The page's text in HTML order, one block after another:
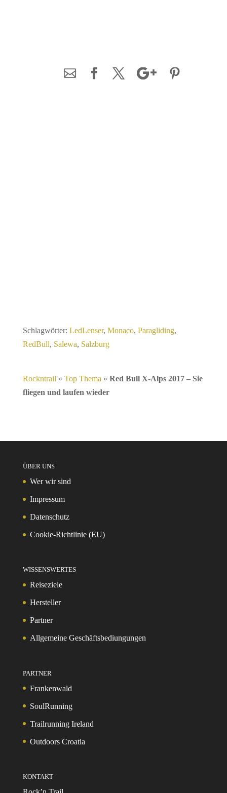
Schlagwörter: LedLenser, Monaco, Paragliding,
RedBull, Salewa, Salzburg
Rockntrail » Top Thema » Red Bull X-Alps 2017 – Sie
fliegen und laufen wieder
ÜBER UNS
Wer wir sind
Impressum
Datenschutz
Cookie-Richtlinie (EU)
WISSENSWERTES
Reiseziele
Hersteller
Partner
Allgemeine Geschäftsbediungungen
PARTNER
Frankenwald
SoulRunning
Trailrunning Ireland
Outdoors Croatia
KONTAKT